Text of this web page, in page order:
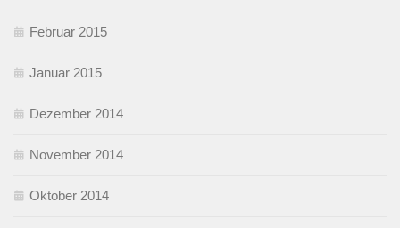
Februar 2015
Januar 2015
Dezember 2014
November 2014
Oktober 2014